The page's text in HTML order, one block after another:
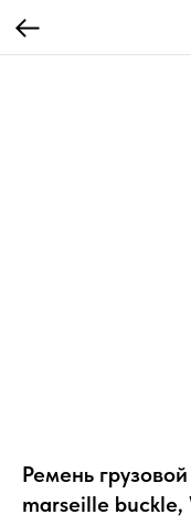
Ремень
marseille buckle,